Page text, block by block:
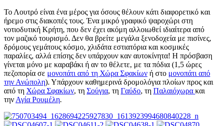
Το Λουτρό είναι ένα μέρος για όσους θέλουν κάτι διαφορετικό και
ήρεμο στις διακοπές τους. Ένα μικρό γραφικό ψαροχώρι στη
νοτιοδυτική Κρήτη, που δεν έχει ακόμη αλλοιωθεί ιδιαίτερα από
τον μαζικό τουρισμό. Δεν θα βρείτε μεγάλα ξενοδοχεία με πισίνες,
δρόμους γεμάτους κόσμο, χλιδάτα εστιατόρια και κοσμικές
παραλίες, αλλά επίσης δεν υπάρχουν καν αυτοκίνητα! Η πρόσβαση
γίνεται μόνο με καραβάκι ή αν το θέλετε, με τα πόδια (1,5 ώρες
πεζοπορία σε μονοπάτι από τη Χώρα Σφακίων ή στο μονοπάτι από
την Ανώπολη). Υπάρχουν καθημερινά δρομολόγια πλοίων προς και
από τη Χώρα Σφακίων, τη Σούγια, τη Γαύδο, τη Παλαιόχωρα και
την Αγία Ρουμέλη.